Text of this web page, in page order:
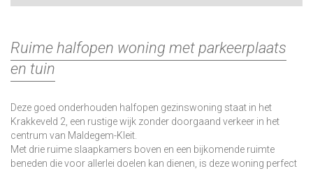
Ruime halfopen woning met parkeerplaats
en tuin
Deze goed onderhouden halfopen gezinswoning staat in het
Krakkeveld 2, een rustige wijk zonder doorgaand verkeer in het
centrum van Maldegem-Kleit.
Met drie ruime slaapkamers boven en een bijkomende ruimte
beneden die voor allerlei doelen kan dienen, is deze woning perfect